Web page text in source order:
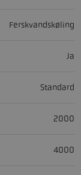
Ferskvandskøling
Ja
Standard
2000
4000